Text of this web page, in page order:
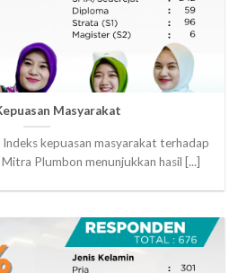
Masyarakat
kepuasan masyarakat terhadap
Plumbon menunjukkan hasil [...]